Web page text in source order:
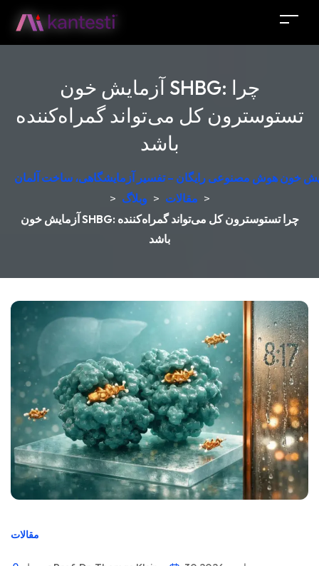
آزمایش خون SHBG: چرا
تستوسترون کل می‌تواند گمراه‌کننده
باشد
خون هوش مصنوعی رایگان – تفسیر آزمایشگاهی، ساخت آلمان
> وبلاگ > مقالات >
آزمایش خون SHBG: چرا تستوسترون کل می‌تواند گمراه‌کننده
باشد
مقالات